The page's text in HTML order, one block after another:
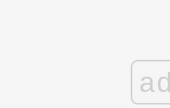
ad